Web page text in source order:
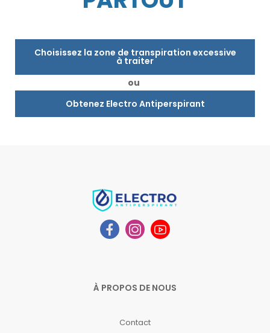
Choisissez la zone de transpiration excessive
à traiter
ou
Obtenez Electro Antiperspirant
À PROPOS DE NOUS
Contact